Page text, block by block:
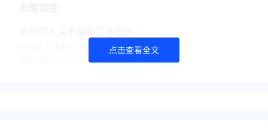
https://huilv.ijiandao.com/
律师事务所咨询免费24小时在线：
点击查看全文